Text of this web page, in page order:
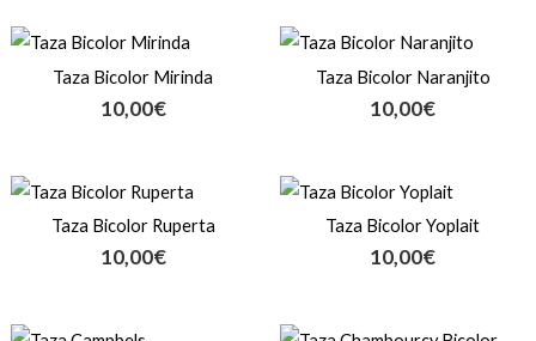
Taza Bicolor Mirinda
10,00€
Taza Bicolor Naranjito
10,00€
Taza Bicolor Ruperta
10,00€
Taza Bicolor Yoplait
10,00€